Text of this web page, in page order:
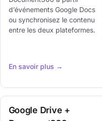
d’événements Google Docs
ou synchronisez le contenu
entre les deux plateformes.
En savoir plus →
Google Drive +